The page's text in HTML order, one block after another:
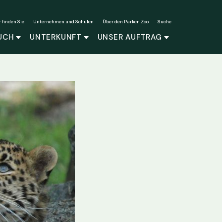
UNTERKUNFT UNSER AUFTRAG
finden Sie Unternehmen und Schulen Über den Parken Zoo Suche